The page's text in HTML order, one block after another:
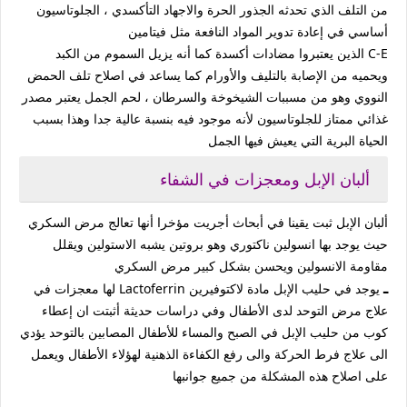
من التلف الذي تحدثه الجذور الحرة والاجهاد التأكسدي ، الجلوتاسيون
أساسي في إعادة تدوير المواد النافعة مثل فيتامين
C-E الذين يعتبروا مضادات أكسدة كما أنه يزيل السموم من الكبد
ويحميه من الإصابة بالتليف والأورام كما يساعد في اصلاح تلف الحمض
النووي وهو من مسببات الشيخوخة والسرطان ، لحم الجمل يعتبر مصدر
غذائي ممتاز للجلوتاسيون لأنه موجود فيه بنسبة عالية جدا وهذا بسبب
الحياة البرية التي يعيش فيها الجمل
ألبان الإبل ومعجزات في الشفاء
ألبان الإبل ثبت يقينا في أبحاث أجريت مؤخرا أنها تعالج مرض السكري
حيث يوجد بها انسولين ناكتوري وهو بروتين يشبه الاستولين ويقلل
مقاومة الانسولين ويحسن بشكل كبير مرض السكري
ـ
يوجد في حليب الإبل مادة لاكتوفيرين Lactoferrin لها معجزات في
علاج مرض التوحد لدى الأطفال وفي دراسات حديثة أثبتت ان إعطاء
كوب من حليب الإبل في الصبح والمساء للأطفال المصابين بالتوحد يؤدي
الى علاج فرط الحركة والى رفع الكفاءة الذهنية لهؤلاء الأطفال ويعمل
على اصلاح هذه المشكلة من جميع جوانبها